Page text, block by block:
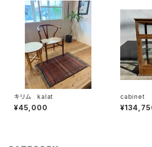
キリム kalat
¥45,000
cabinet